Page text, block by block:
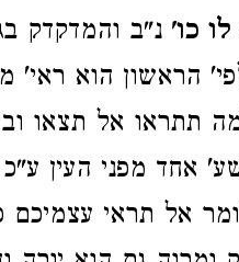
כו' נ"ב והמדקדק
הראשון הוא
תתראו אל תצאו
אחד מפני העין
אל תראי